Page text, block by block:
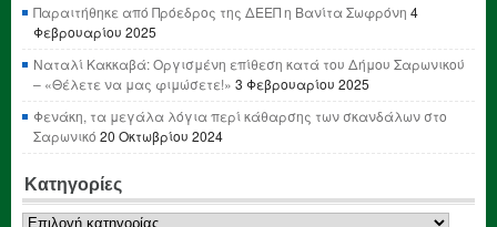
Παραιτήθηκε από Πρόεδρος της ΔΕΕΠ η Βανίτα Σωφρόνη 4
Φεβρουαρίου 2025
Ναταλί Κακκαβά: Οργισμένη επίθεση κατά του Δήμου Σαρωνικού
– «Θέλετε να μας φιμώσετε!» 3 Φεβρουαρίου 2025
Φενάκη, τα μεγάλα λόγια περί κάθαρσης των σκανδάλων στο
Σαρωνικό 20 Οκτωβρίου 2024
Κατηγορίες
Κατηγορίες